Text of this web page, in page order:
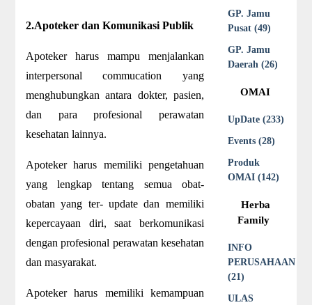
2.Apoteker dan Komunikasi Publik
Apoteker harus mampu menjalankan
interpersonal commucation yang
menghubungkan antara dokter, pasien,
dan para profesional perawatan
kesehatan lainnya.
Apoteker harus memiliki pengetahuan
yang lengkap tentang semua obat-
obatan yang ter- update dan memiliki
kepercayaan diri, saat berkomunikasi
dengan profesional perawatan kesehatan
dan masyarakat.
Apoteker harus memiliki kemampuan
GP. Jamu
Pusat (49)
GP. Jamu
Daerah (26)
OMAI
UpDate (233)
Events (28)
Produk
OMAI (142)
Herba
Family
INFO
PERUSAHAAN
(21)
ULAS